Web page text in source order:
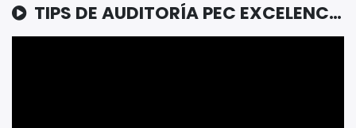
TIPS DE AUDITORÍA PEC EXCELENCIA